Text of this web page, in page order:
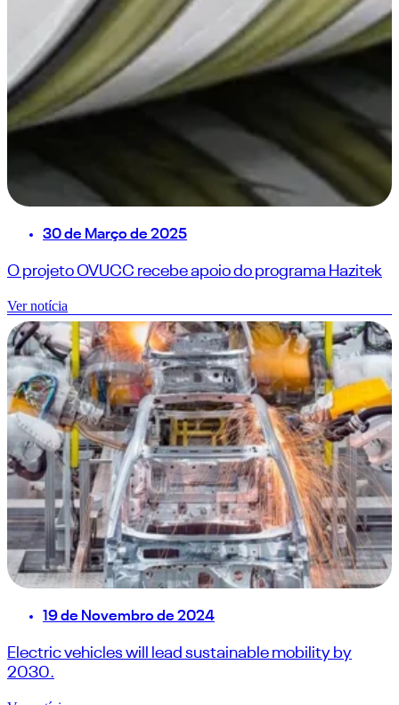
30 de Março de 2025
O projeto OVUCC recebe apoio do programa Hazitek
Ver notícia
19 de Novembro de 2024
Electric vehicles will lead sustainable mobility by
2030.